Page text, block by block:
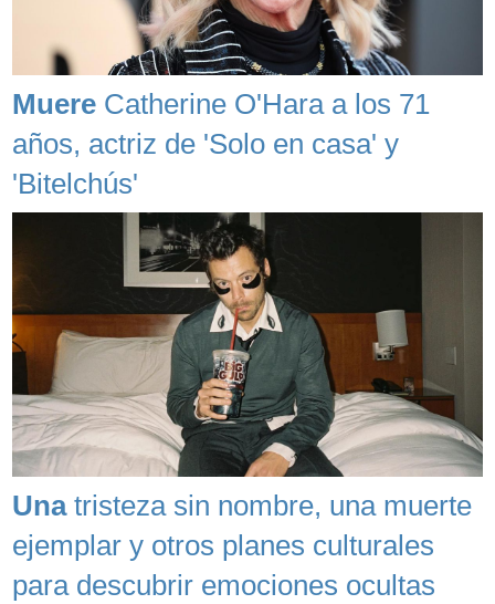
Muere Catherine O'Hara a los 71
años, actriz de 'Solo en casa' y
'Bitelchús'
Unatristeza sin nombre, una muerte
ejemplar y otros planes culturales
para descubrir emociones ocultas